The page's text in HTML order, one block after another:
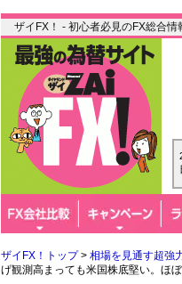
ザイFX！ - 初心者必見のFX総合情
ザイFX！トップ> 相場を見通す超強
げ観測高まっても米国株底堅い。ほ